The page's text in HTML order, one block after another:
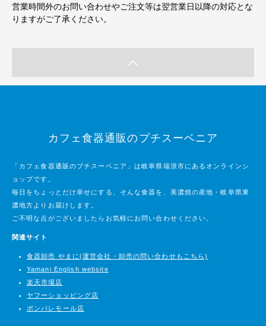
営業時間外のお問い合わせやご注文等は翌営業日以降の対応とな
りますがご了承ください。
カフェ食器通販のプチスーベニア
「カフェ食器通販のプチスーベニア」は岐阜県瑞浪市にあるオンラインシ
ョップです。
毎日をちょっとだけ幸せにする、そんな食器を、美濃焼の産地・岐阜県東
濃地方よりお届けします。
ご不明な点がございましたらお気軽にお問い合わせください。
関連サイト
食器卸売 やまに(運営会社・卸売の問い合わせもこちら)
Yamani English website
楽天市場店
ヤフーショッピング店
ポンパレモール店